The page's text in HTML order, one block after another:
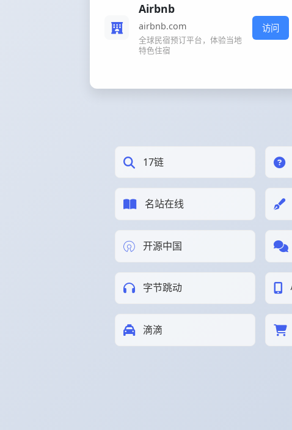
Airbnb
airbnb.com
全球民宿预订平台，体验当地
特色住宿
访问
17链
名站在线
开源中国
字节跳动
滴滴